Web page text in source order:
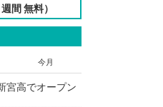
間 無料）
今月
高でオープン